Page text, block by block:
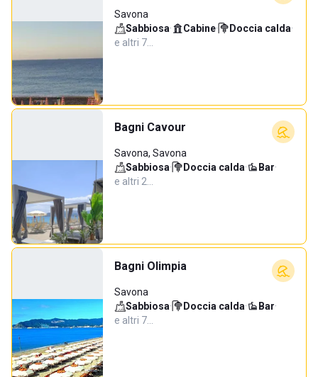
Savona
Sabbiosa· Cabine· Doccia calda·
e altri 7…
Bagni Cavour
Savona, Savona
Sabbiosa· Doccia calda· Bar·
e altri 2…
Bagni Olimpia
Savona
Sabbiosa· Doccia calda· Bar·
e altri 7…